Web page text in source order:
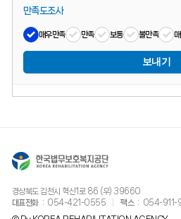
만족도조사
매우만족 만족 보통 불만족
보내기
경상북도 김천시 혁신1로 86 (우) 39660
대표전화
054-421-0555 팩스 054-911-